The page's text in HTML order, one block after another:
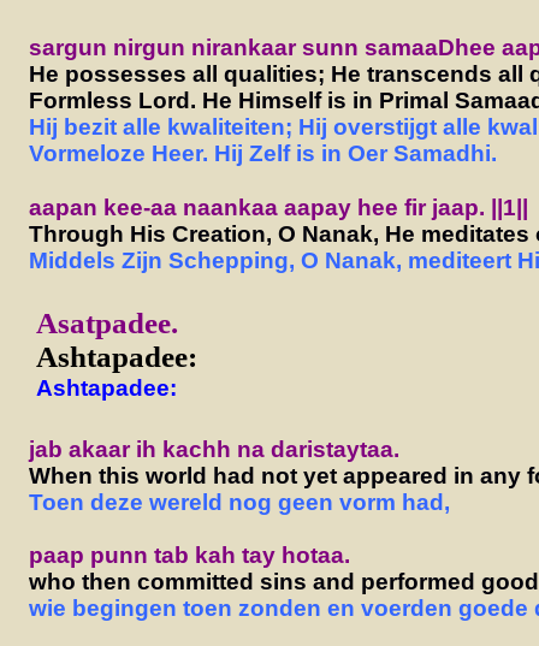
sargun nirgun nirankaar sunn samaaDhee
He possesses all qualities; He transcends all
Formless Lord. He Himself is in Primal
Hij bezit alle kwaliteiten; Hij overstijgt alle
Vormeloze Heer. Hij Zelf is in Oer Samadhi.
aapan kee-aa naankaa aapay hee fir jaap. ||1||
Through His Creation, O Nanak, He meditates
Middels Zijn Schepping, O Nanak, mediteert
Asatpadee.
Ashtapadee:
Ashtapadee:
jab akaar ih kachh na daristaytaa.
When this world had not yet appeared in any
Toen deze wereld nog geen vorm had,
paap punn tab kah tay hotaa.
who then committed sins and performed
wie begingen toen zonden en voerden goede